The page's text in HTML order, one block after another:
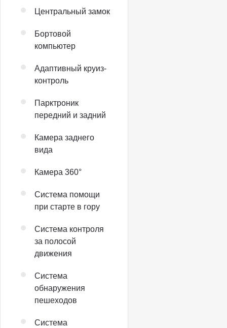
Центральный замок
Бортовой
компьютер
Адаптивный круиз-
контроль
Парктроник
передний и задний
Камера заднего
вида
Камера 360°
Система помощи
при старте в гору
Система контроля
за полосой
движения
Система
обнаружения
пешеходов
Система